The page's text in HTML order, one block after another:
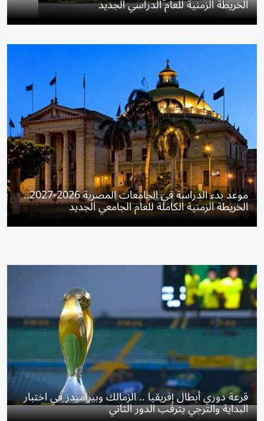
الخريطة الزمنية للعام الدراسي الجديد
موعد بدء الدراسة في الجامعات المصرية 2026-2027..
الخريطة الزمنية الكاملة للعام الجامعي الجديد
قرعة دوري أبطال إفريقيا .. الزمالك وبيراميدز في اختبار
البداية والترجي يترقب الدور الثاني